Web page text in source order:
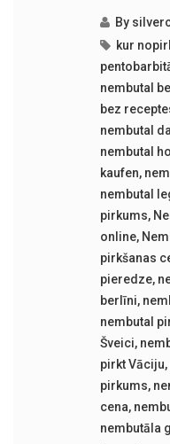
By
kur
nembutal
bez
nembutal
nembutal
kaufen,
nembutal
pirkums,
online,
pirkšanas
pieredze,
berlīni,
nembutal
Šveici,
pirkt Vāciju,
pirkums,
cena,
nembutāla